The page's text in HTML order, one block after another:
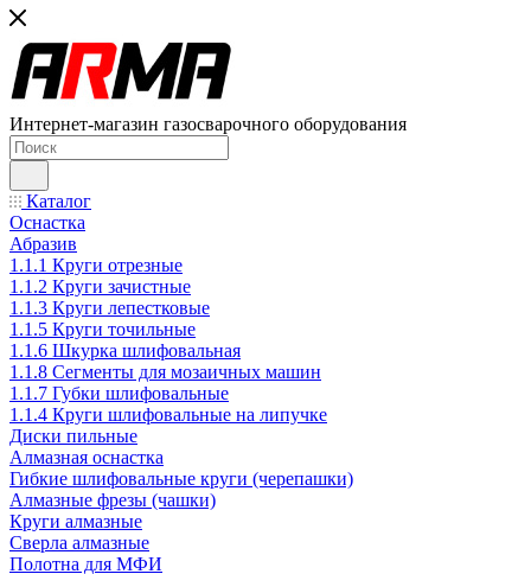
Интернет-магазин газосварочного оборудования
Каталог
Оснастка
Абразив
1.1.1 Круги отрезные
1.1.2 Круги зачистные
1.1.3 Круги лепестковые
1.1.5 Круги точильные
1.1.6 Шкурка шлифовальная
1.1.8 Сегменты для мозаичных машин
1.1.7 Губки шлифовальные
1.1.4 Круги шлифовальные на липучке
Диски пильные
Алмазная оснастка
Гибкие шлифовальные круги (черепашки)
Алмазные фрезы (чашки)
Круги алмазные
Сверла алмазные
Полотна для МФИ